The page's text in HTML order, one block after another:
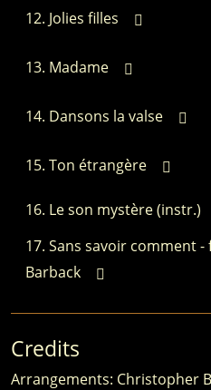
Jolies filles
Madame
Dansons la valse
Ton étrangère
Le son mystère (instr.)
Sans savoir comment -
Barback
Credits
Arrangements: Christopher